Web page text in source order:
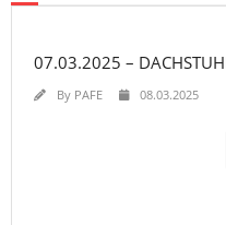
07.03.2025 –
By PAFE 08.03.2025